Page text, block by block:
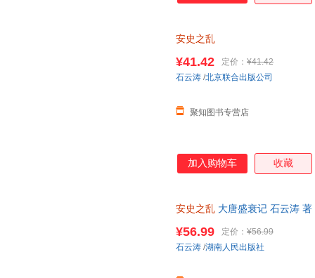
安史之乱
¥41.42 定价： ¥41.42
聚知图书专营店
石云涛 /北京联合出版公司
加入购物车 收藏
安史之乱 大唐盛衰记 石云涛 著
¥56.99 定价： ¥56.99
石云涛 /湖南人民出版社